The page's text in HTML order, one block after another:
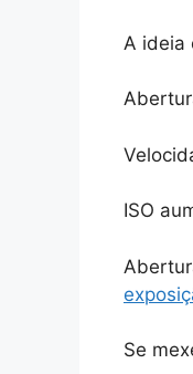
A ideia
ISO
Se